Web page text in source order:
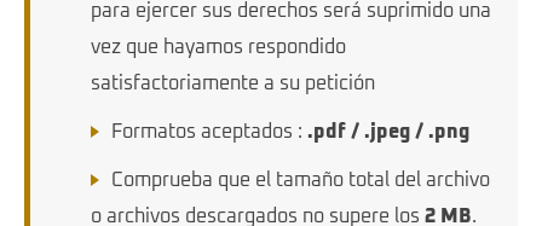
para ejercer sus derechos será suprimido una
vez que hayamos respondido
satisfactoriamente a su petición
Formatos aceptados : .pdf / .jpeg / .png
Comprueba que el tamaño total del archivo
o archivos descargados no supere los 2 MB.